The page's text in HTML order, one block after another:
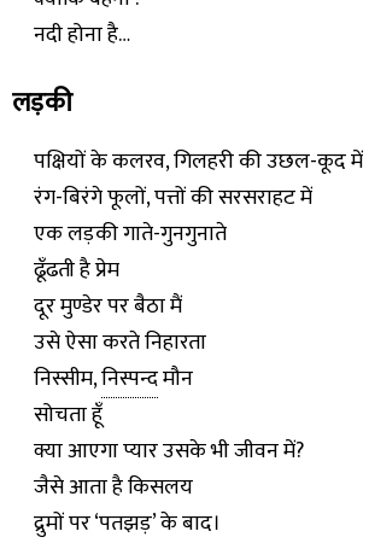
नदी होना है…
लड़की
पक्षियों के कलरव, गिलहरी की उछल-कूद में
रंग-बिरंगे फूलों, पत्तों की सरसराहट में
एक लड़की गाते-गुनगुनाते
ढूँढती है प्रेम
दूर मुण्डेर पर बैठा मैं
उसे ऐसा करते निहारता
निस्सीम,निस्पन्दमौन
सोचता हूँ
क्या आएगा प्यार उसके भी जीवन में?
जैसे आता है किसलय
द्रुमों पर ‘पतझड़’ के बाद।